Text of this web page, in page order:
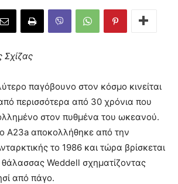
Σχίζας
παγόβουνο στον κόσμο κινείται
περισσότερα από 30 χρόνια που
στον πυθμένα του ωκεανού.
Α23a αποκολλήθηκε από την
το 1986 και τώρα βρίσκεται
Weddell σχηματίζοντας
από πάγο.